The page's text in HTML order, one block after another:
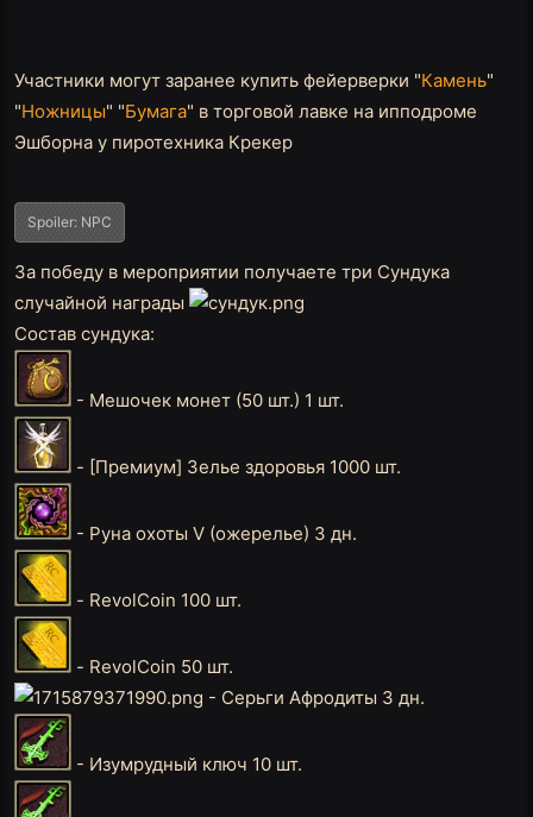
Участники могут заранее купить фейерверки "Камень"
"Ножницы" "Бумага" в торговой лавке на ипподроме
Эшборна у пиротехника Крекер
Spoiler: NPC
За победу в мероприятии получаете три Сундука
случайной награды
Состав сундука:
- Мешочек монет (50 шт.) 1 шт.
- [Премиум] Зелье здоровья 1000 шт.
- Руна охоты V (ожерелье) 3 дн.
- RevolCoin 100 шт.
- RevolCoin 50 шт.
- Серьги Афродиты 3 дн.
- Изумрудный ключ 10 шт.